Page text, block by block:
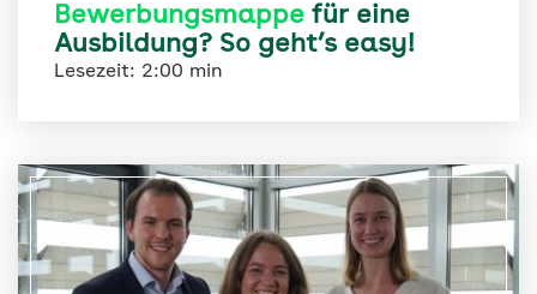
Bewerbungsmappe für eine
Ausbildung? So geht’s easy!
Lesezeit: 2:00 min